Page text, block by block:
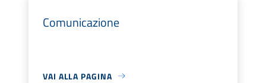
Comunicazione
VAI ALLA PAGINA